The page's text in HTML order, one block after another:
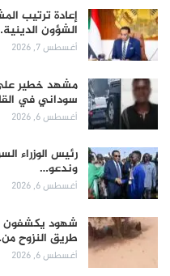
إعادة ترتيب
الشؤون
أغسطس 7, 2026
مشهد خطير
سوداني في
أغسطس 6, 2026
رئيس الوزراء
وندعو…
أغسطس 6, 2026
طريق النزوح
أغسطس 6, 2026